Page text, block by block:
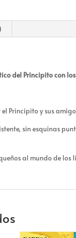
del Principito con
Principito y sus
sin esquinas
al mundo de